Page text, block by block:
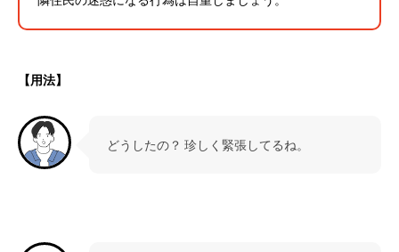
【用法】
どうしたの？ 珍しく緊張してるね。